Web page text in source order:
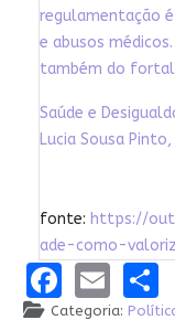
regulamentação
e abusos
também do
Saúde e
Lucia Sousa
fonte: https://
ade-como-
Categoria: